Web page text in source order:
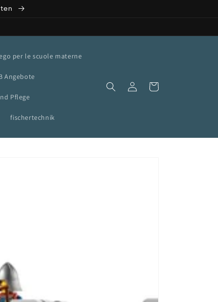
per le scuole materne
Angebote
Pflege
fischertechnik
Accedi Carrello